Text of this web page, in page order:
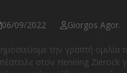
06/09/2022 Giorgos Agor.
την γραπτή
στον Henning Zierock